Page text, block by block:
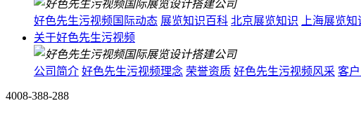
好色先生污视频国际动态 展览知识百科 北京展览知识 上海展览知
关于好色先生污视频
公司简介 好色先生污视频理念 荣誉资质 好色先生污视频风采 客
4008-388-288